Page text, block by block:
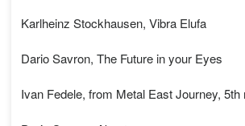
Karlheinz Stockhausen, Vibra Elufa
Dario Savron, The Future in your Eyes
Ivan Fedele, from Metal East Journey, 5th